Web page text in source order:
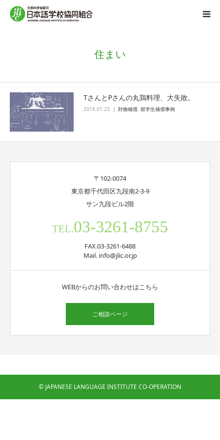
住まい
TさんとPさんの丸鶏料理、大失敗。
2018.01.25 対物補償, 留学生補償事例
〒102-0074
東京都千代田区九段南2-3-9
サン九段ビル2階
TEL.03-3261-8755
FAX.03-3261-6488
Mail. info@jlic.or.jp
WEBからのお問い合わせはこちら
ご相談ページ
© JAPANESE LANGUAGE INSTITUTE CO-OPERATION
日本語学校協同組合の思い
豆知識